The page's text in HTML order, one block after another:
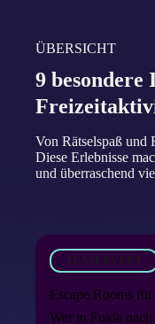
ÜBERSICHT
9 besondere
Von Rätselspaß und
Diese Erlebnisse
und überraschend
TEAM-EVENT
Escape Rooms
Wer in Fulda